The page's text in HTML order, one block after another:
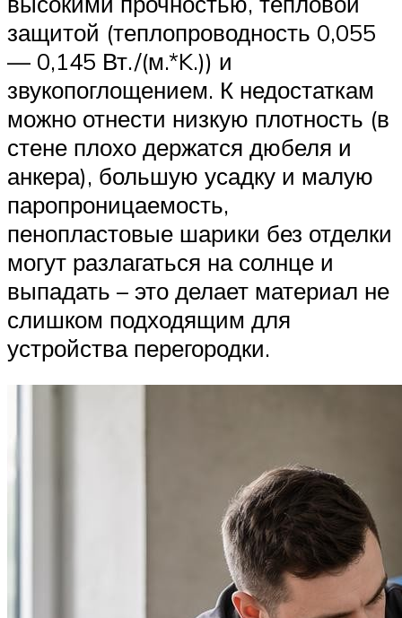
защитой (теплопроводность 0,055
— 0,145 Вт./(м.*K.)) и
звукопоглощением. К недостаткам
можно отнести низкую плотность (в
стене плохо держатся дюбеля и
анкера), большую усадку и малую
паропроницаемость,
пенопластовые шарики без отделки
могут разлагаться на солнце и
выпадать – это делает материал не
слишком подходящим для
устройства перегородки.